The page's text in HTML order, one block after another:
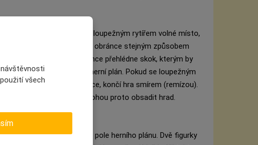
Jestliže je za sousedním loupežným rytířem volné místo,
plánu. Může-li, musí obránce stejným způsobem
najednou. Pokud obránce přehlédne skok, kterým by
zajetí rytířů a opouští herní plán. Pokud se loupežným
zdaří se jim obklíčit obránce, končí hra smírem (remízou).
8 posledních rytířů, a nemohou proto obsadit hrad.
střídavě staví na libovolná pole herního plánu. Dvě figurky
všech